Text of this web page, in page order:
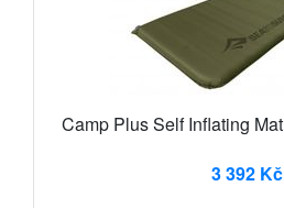
Camp Plus Self Inflating
3 392 Kč